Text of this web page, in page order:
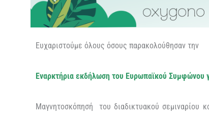
Ευχαριστούμε όλους όσους παρακολούθησαν την
Εναρκτήρια εκδήλωση του Ευρωπαϊκού Συμφώνου
Μαγνητοσκόπησή του διαδικτυακού σεμιναρίου